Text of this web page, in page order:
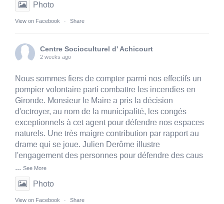
Photo
View on Facebook · Share
Centre Socioculturel d' Achicourt
2 weeks ago
Nous sommes fiers de compter parmi nos effectifs un
pompier volontaire parti combattre les incendies en
Gironde. Monsieur le Maire a pris la décision
d'octroyer, au nom de la municipalité, les congés
exceptionnels à cet agent pour défendre nos espaces
naturels. Une très maigre contribution par rapport au
drame qui se joue. Julien Derôme illustre
l'engagement des personnes pour défendre des caus
... See More
Photo
View on Facebook · Share